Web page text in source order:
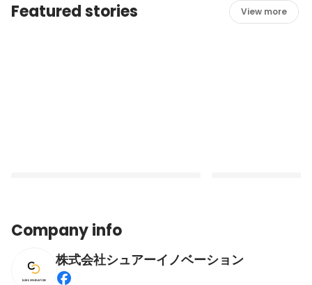
Featured stories View more
2025卒内定者懇親会を行いました！
【新卒社員が全社
Company info
株式会社シュアーイノベーション